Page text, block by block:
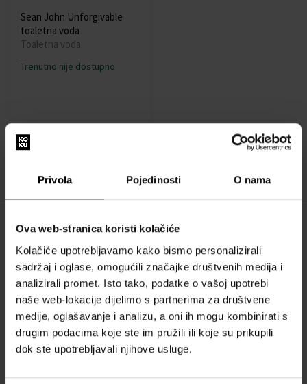
Privola Pojedinosti O nama
Ova web-stranica koristi kolačiće
Kolačiće upotrebljavamo kako bismo personalizirali
sadržaj i oglase, omogućili značajke društvenih medija i
analizirali promet. Isto tako, podatke o vašoj upotrebi
naše web-lokacije dijelimo s partnerima za društvene
medije, oglašavanje i analizu, a oni ih mogu kombinirati s
drugim podacima koje ste im pružili ili koje su prikupili
dok ste upotrebljavali njihove usluge.
Sean John Unforgivable
toaletna voda
Toaletna voda
Trenutno nije dostupno
1
O NAMA
O nama
OBRAZAC ZA KONTAKT
Kontakt
SVE O KUPNJI
Sustav vjernosti